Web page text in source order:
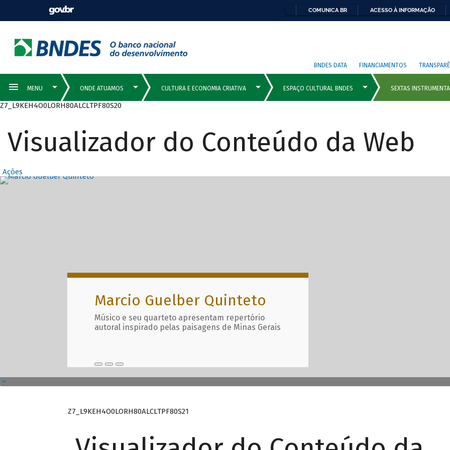
COMUNICA BR ACESSO À INFORMAÇÃO
BNDES DATA FINANCIAMENTOS
Z7_L9KEH4O0LORH80ALCLTPF80S20
Visualizador do Conteúdo da Web
Ações
Destaques Principais com
Marcio Guelber Quinteto
Músico e seu quarteto apresentam repertório
autoral inspirado pelas paisagens de Minas Gerais
Z7_L9KEH4O0LORH80ALCLTPF80S21